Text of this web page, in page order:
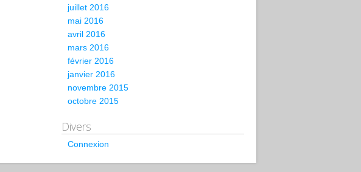
juillet 2016
mai 2016
avril 2016
mars 2016
février 2016
janvier 2016
novembre 2015
octobre 2015
Divers
Connexion